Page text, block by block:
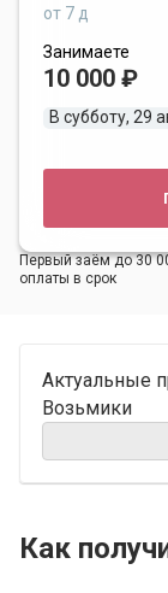
от 7 д
Занимаете
10 000 ₽
В субботу, 29
Первый заём до 30
оплаты в срок
Актуальные
Возьмики
Как